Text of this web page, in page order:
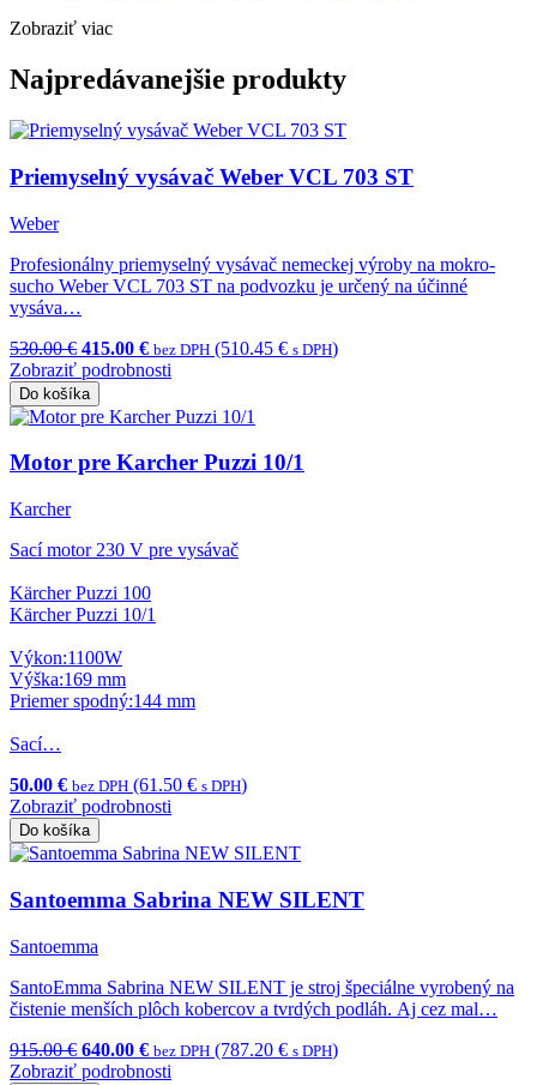
Zobraziť viac
Najpredávanejšie produkty
Priemyselný vysávač Weber VCL 703 ST
Weber
Profesionálny priemyselný vysávač nemeckej výroby na mokro-
sucho Weber VCL 703 ST na podvozku je určený na účinné
vysáva…
530.00 € 415.00 € bez DPH (510.45 € s DPH)
Zobraziť podrobnosti
Do košíka
Motor pre Karcher Puzzi 10/1
Karcher
Sací motor 230 V pre vysávač
Kärcher Puzzi 100
Kärcher Puzzi 10/1
Výkon:1100W
Výška:169 mm
Priemer spodný:144 mm
Sací…
50.00 € bez DPH (61.50 € s DPH)
Zobraziť podrobnosti
Do košíka
Santoemma Sabrina NEW SILENT
Santoemma
SantoEmma Sabrina NEW SILENT je stroj špeciálne vyrobený na
čistenie menších plôch kobercov a tvrdých podláh. Aj cez mal…
915.00 € 640.00 € bez DPH (787.20 € s DPH)
Zobraziť podrobnosti